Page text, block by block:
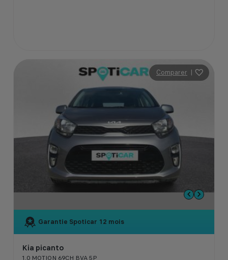
Comparer |
Garantie Spoticar 12 mois
Kia picanto
1.0 MOTION 69CH BVA 5P